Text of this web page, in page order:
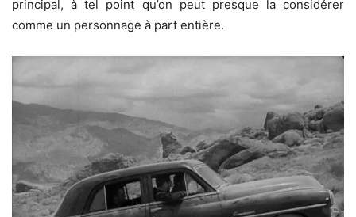
principal, à tel point qu’on peut presque la considérer
comme un personnage à part entière.